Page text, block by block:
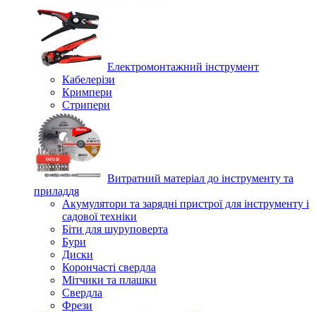
Електромонтажний інструмент
Кабелерізи
Кримпери
Стрипери
Витратний матеріал до інструменту та
приладдя
Акумулятори та зарядні пристрої для інструменту і
садової техніки
Біти для шуруповерта
Бури
Диски
Корончасті свердла
Мітчики та плашки
Свердла
Фрези